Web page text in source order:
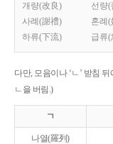
개량(改良) 선량(
사례(謝禮)
혼례(
하류(下流)
급류(
다만, 모음이나 ‘ㄴ’ 받침
ㄴ을 버림.)
ㄱ
나열(羅列)